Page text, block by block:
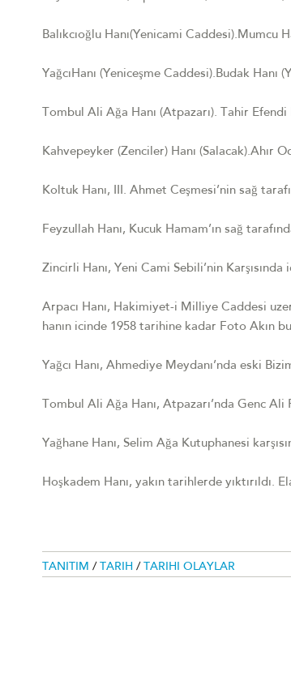
Balıkcıoğlu Hanı(Yenicami Caddesi).Mumcu
YağcıHanı (Yeniceşme Caddesi).Budak
Tombul Ali Ağa Hanı (Atpazarı). Tahir
Kahvepeyker (Zenciler) Hanı (Salacak).Ahır
Koltuk Hanı, III. Ahmet Ceşmesi’nin sağ
Feyzullah Hanı, Kucuk Hamam’ın sağ
Zincirli Hanı, Yeni Cami Sebili’nin Karşısında
Arpacı Hanı, Hakimiyet-i Milliye Caddesi
hanın icinde 1958 tarihine kadar Foto Akın
Yağcı Hanı, Ahmediye Meydanı’nda eski
Tombul Ali Ağa Hanı, Atpazarı’nda Genc Ali
Yağhane Hanı, Selim Ağa Kutuphanesi
Hoşkadem Hanı, yakın tarihlerde
TANITIM / TARIH / TARIHI OLAYLAR